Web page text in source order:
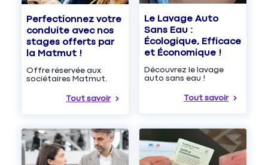
Perfectionnez votre
conduite avec nos
stages offerts par
la Matmut !
Offre réservée aux
sociétaires Matmut.
Tout savoir
Le Lavage Auto
Sans Eau :
Écologique, Efficace
et Économique !
Découvrez le lavage
auto sans eau !
Tout savoir